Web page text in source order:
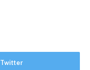
Twitter